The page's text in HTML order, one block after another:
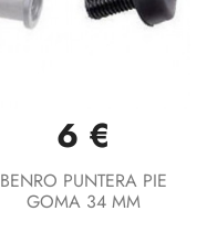
6 €
BENRO PUNTERA PIE
GOMA 34 MM